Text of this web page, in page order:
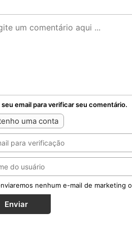
seu email para verificar seu comentário.
uma conta
nenhum e-mail de marketing
Enviar